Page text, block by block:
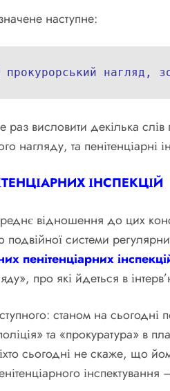
наступне:
прокурорський нагляд,
висловити декілька слів
нагляду, та пенітенціарні
ІНСПЕКЦІЙ
відношення до цих
системи
пенітенціарних
у», про які йдеться в
станом на сьогодні
та «прокуратура» в
сьогодні не скаже, що
інспектування